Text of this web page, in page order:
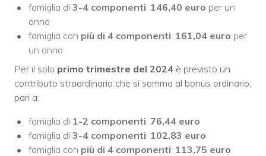
famiglia di 3-4 componenti: 146,40 euro per un
anno
famiglia con più di 4 componenti: 161,04 euro per
un anno
Per il solo primo trimestre del 2024 è previsto un
contributo straordinario che si somma al bonus ordinario,
pari a:
famiglia di 1-2 componenti: 76,44 euro
famiglia di 3-4 componenti: 102,83 euro
famiglia con più di 4 componenti: 113,75 euro